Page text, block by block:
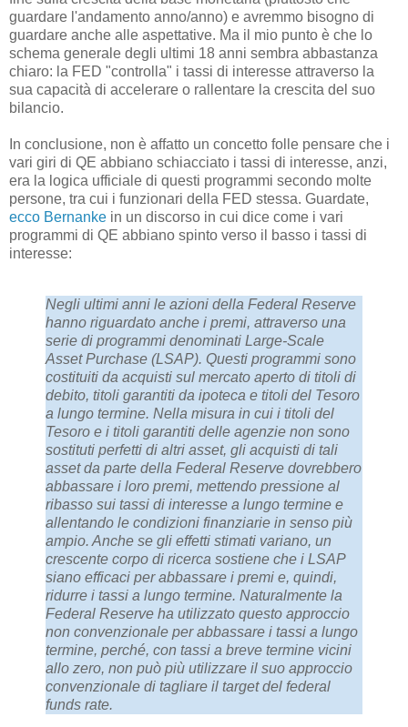
guardare l'andamento anno/anno) e avremmo bisogno di
guardare anche alle aspettative. Ma il mio punto è che lo
schema generale degli ultimi 18 anni sembra abbastanza
chiaro: la FED "controlla" i tassi di interesse attraverso la
sua capacità di accelerare o rallentare la crescita del suo
bilancio.
In conclusione, non è affatto un concetto folle pensare che i
vari giri di QE abbiano schiacciato i tassi di interesse, anzi,
era la logica ufficiale di questi programmi secondo molte
persone, tra cui i funzionari della FED stessa. Guardate,
ecco Bernanke in un discorso in cui dice come i vari
programmi di QE abbiano spinto verso il basso i tassi di
interesse:
Negli ultimi anni le azioni della Federal Reserve
hanno riguardato anche i premi, attraverso una
serie di programmi denominati Large-Scale
Asset Purchase (LSAP). Questi programmi sono
costituiti da acquisti sul mercato aperto di titoli di
debito, titoli garantiti da ipoteca e titoli del Tesoro
a lungo termine. Nella misura in cui i titoli del
Tesoro e i titoli garantiti delle agenzie non sono
sostituti perfetti di altri asset, gli acquisti di tali
asset da parte della Federal Reserve dovrebbero
abbassare i loro premi, mettendo pressione al
ribasso sui tassi di interesse a lungo termine e
allentando le condizioni finanziarie in senso più
ampio. Anche se gli effetti stimati variano, un
crescente corpo di ricerca sostiene che i LSAP
siano efficaci per abbassare i premi e, quindi,
ridurre i tassi a lungo termine. Naturalmente la
Federal Reserve ha utilizzato questo approccio
non convenzionale per abbassare i tassi a lungo
termine, perché, con tassi a breve termine vicini
allo zero, non può più utilizzare il suo approccio
convenzionale di tagliare il target del federal
funds rate.